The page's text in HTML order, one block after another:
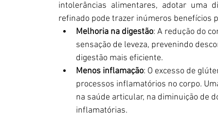
intolerâncias alimentares, adotar uma
refinado pode trazer inúmeros benefícios
Melhoria na digestão: A redução do
sensação de leveza, prevenindo
digestão mais eficiente.
Menos inflamação: O excesso de
processos inflamatórios no corpo.
na saúde articular, na diminuição de
inflamatórias.